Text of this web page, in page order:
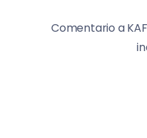
Comentario a